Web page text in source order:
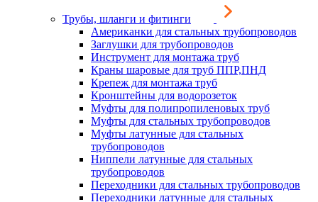
Трубы, шланги и фитинги
Американки для стальных трубопроводов
Заглушки для трубопроводов
Инструмент для монтажа труб
Краны шаровые для труб ППР,ПНД
Крепеж для монтажа труб
Кронштейны для водорозеток
Муфты для полипропиленовых труб
Муфты для стальных трубопроводов
Муфты латунные для стальных
трубопроводов
Ниппели латунные для стальных
трубопроводов
Переходники для стальных трубопроводов
Переходники латунные для стальных